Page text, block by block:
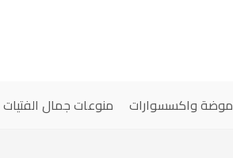
موضة واكسسوارات منوعات جمال الفتيات